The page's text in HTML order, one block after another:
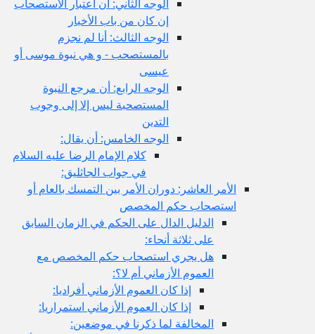
الوجه الثاني: أن اعتبار الاستصحاب
إن كان من باب الأخبار
الوجه الثالث: أنا لم نجزم
بالمستصحب - و هي نبوة موسى أو
عيسى
الوجه الرابع: أن مرجع النبوة
المستصحبة ليس إلا إلى وجوب
التدين
الوجه الخامس: أن يقال:
كلام الإمام الرضا عليه السلام
في جواب الجاثليق:
الأمر العاشر: دوران الأمر بين التمسك بالعام أو
استصحاب حكم المخصص
الدليل الدال على الحكم في الزمان السابق
على ثلاثة أنحاء:
هل يجري استصحاب حكم المخصص مع
العموم الأزماني أم لا؟:
إذا كان العموم الأزماني أفراديا:
إذا كان العموم الأزماني استمراريا:
المخالفة لما ذكرنا في موضعين: